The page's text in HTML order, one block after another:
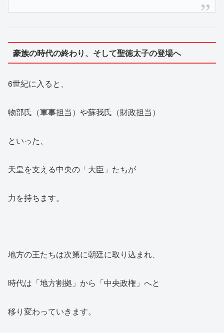
豪族の時代の終わり、そして聖徳太子の登場へ
6世紀に入ると、
物部氏（軍事担当）や蘇我氏（財政担当）
といった、
天皇を支える中央の「大臣」たちが
力を持ちます。
地方の王たちは次第に朝廷に取り込まれ、
時代は「地方割拠」から「中央政権」へと
移り変わっていきます。